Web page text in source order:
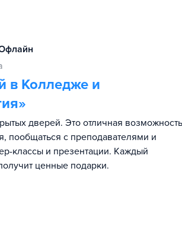
в Колледже и
дверей. Это отличная возможность
пообщаться с преподавателями и
классы и презентации. Каждый
ценные подарки.